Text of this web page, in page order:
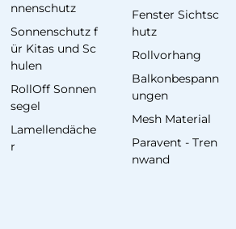
nnenschutz
Sonnenschutz f
ür Kitas und Sc
hulen
RollOff Sonnen
segel
Lamellendäche
r
Fenster Sichtsc
hutz
Rollvorhang
Balkonbespann
ungen
Mesh Material
Paravent - Tren
nwand